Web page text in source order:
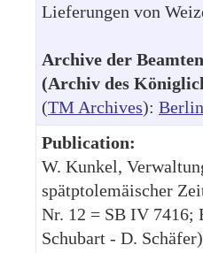
Lieferungen von
Archive der
(Archiv des
(TM Archives):
Publication:
W. Kunkel,
spätptolemäischer
Nr. 12 = SB IV 7416;
Schubart - D.